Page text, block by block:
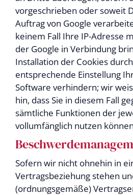
vorgeschrieben oder soweit
Auftrag von Google
keinem Fall Ihre IP-Adresse
der Google in Verbindung
Installation der Cookies
entsprechende Einstellung
Software verhindern; wir
hin, dass Sie in diesem Fall
sämtliche Funktionen der
vollumfänglich nutzen
Sofern wir nicht ohnehin in
Vertragsbeziehung stehen
(ordnungsgemäße)